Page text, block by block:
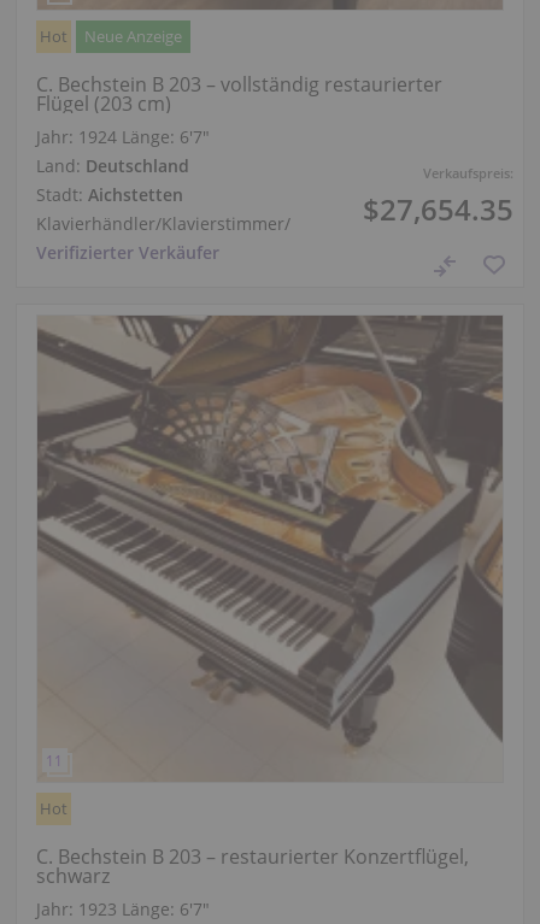
Verkaufspreis:
$27,654.35
Hot Neue Anzeige
C. Bechstein B 203 – vollständig restaurierter
Flügel (203 cm)
Jahr: 1924 Länge: 6′7″
Land: Deutschland
Stadt: Aichstetten
Klavierhändler/Klavierstimmer/
Verifizierter Verkäufer
Hot
C. Bechstein B 203 – restaurierter Konzertflügel,
schwarz
Jahr: 1923 Länge: 6′7″